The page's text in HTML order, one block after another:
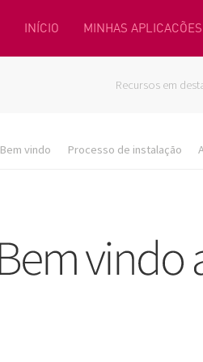
INÍCIO MINHAS APLICACÕES
Recursos em
Bem vindo Processo de instalação